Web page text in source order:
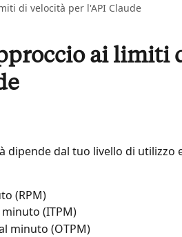
di velocità per l'API Claude
ai limiti
dipende dal tuo livello di utilizzo
(RPM)
(ITPM)
minuto (OTPM)